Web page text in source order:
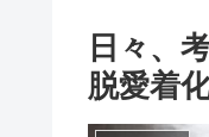
日々、
脱愛着化